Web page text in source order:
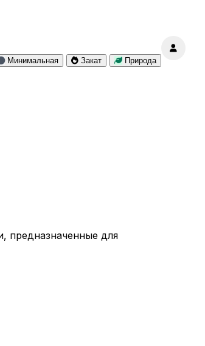
Минимальная Закат Природа
предназначенные для